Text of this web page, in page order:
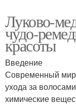
Луково-
чудо-
красоты
Введение
Современный мир
ухода за
химические